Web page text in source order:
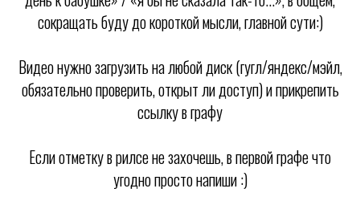
сокращать буду до короткой мысли, главной сути:)
Видео нужно загрузить на любой диск (гугл/яндекс/мэйл,
обязательно проверить, открыт ли доступ) и прикрепить
ссылку в графу
Если отметку в рилсе не захочешь, в первой графе что
угодно просто напиши :)